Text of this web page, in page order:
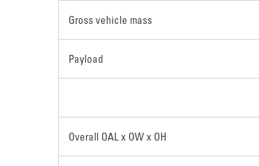
Gross vehicle mass
Payload
Overall OAL x OW x OH